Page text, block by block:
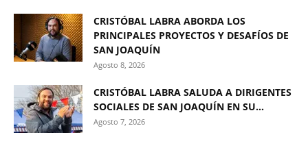
CRISTÓBAL LABRA ABORDA LOS
PRINCIPALES PROYECTOS Y DESAFÍOS DE
SAN JOAQUÍN
Agosto 8, 2026
CRISTÓBAL LABRA SALUDA A DIRIGENTES
SOCIALES DE SAN JOAQUÍN EN SU...
Agosto 7, 2026